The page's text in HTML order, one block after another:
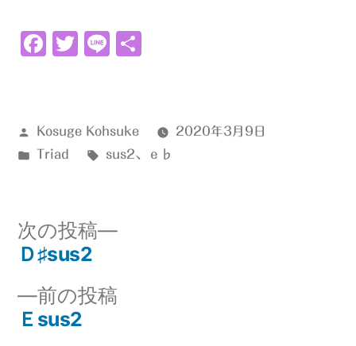
Facebook
Twitter
Line
投
稿
Kosuge Kohsuke
2020年3月9日
カ
ー:
Triad
タ
sus2、 ｅ♭
投
稿 前の投稿
Ｅsus2
次の投稿
次
Ｄ♯sus2